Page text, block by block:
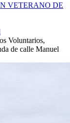
VETERANO DE
Voluntarios,
de calle Manuel